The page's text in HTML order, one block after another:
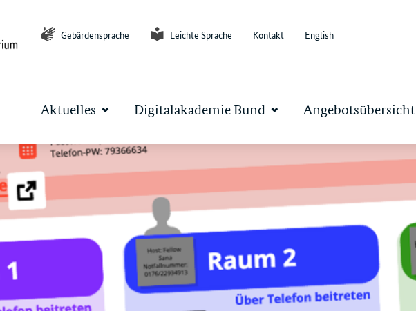
Servicemenü
Gebärdensprache Leichte Sprache Kontakt English
Aktuelles Digitalakademie Bund Angebotsübersicht